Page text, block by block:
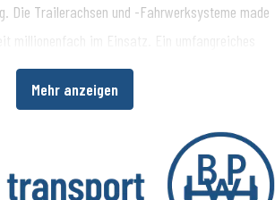
Mehr anzeigen
Die Trailerachsen und -Fahrwerksysteme made
millionenfach im Einsatz. Ein umfangreiches
bietet Fahrzeugherstellern und -betreibern
Möglichkeit, die Wirtschaftlichkeit in ihren
Über die BPW Gruppe